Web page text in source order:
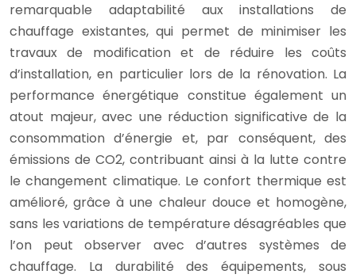
remarquable adaptabilité aux installations de
chauffage existantes, qui permet de minimiser les
travaux de modification et de réduire les coûts
d’installation, en particulier lors de la rénovation. La
performance énergétique constitue également un
atout majeur, avec une réduction significative de la
consommation d’énergie et, par conséquent, des
émissions de CO2, contribuant ainsi à la lutte contre
le changement climatique. Le confort thermique est
amélioré, grâce à une chaleur douce et homogène,
sans les variations de température désagréables que
l’on peut observer avec d’autres systèmes de
chauffage. La durabilité des équipements, sous